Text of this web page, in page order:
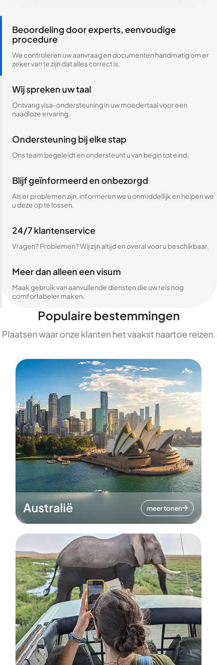
Beoordeling door experts, eenvoudige
procedure
We controleren uw aanvraag en documenten handmatig om er
zeker van te zijn dat alles correct is.
Wij spreken uw taal
Ontvang visa-ondersteuning in uw moedertaal voor een
naadloze ervaring.
Ondersteuning bij elke stap
Ons team begeleidt en ondersteunt u van begin tot eind.
Blijf geïnformeerd en onbezorgd
Als er problemen zijn, informeren we u onmiddellijk en helpen we
u deze op te lossen.
24/7 klantenservice
Vragen? Problemen? Wij zijn altijd en overal voor u beschikbaar.
Meer dan alleen een visum
Maak gebruik van aanvullende diensten die uw reis nog
comfortabeler maken.
Populaire bestemmingen
Plaatsen waar onze klanten het vaakst naartoe reizen.
Australië meer tonen